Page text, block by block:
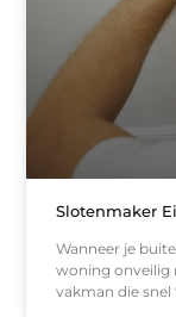
Slotenmaker
Wanneer je
woning onveilig
vakman die snel